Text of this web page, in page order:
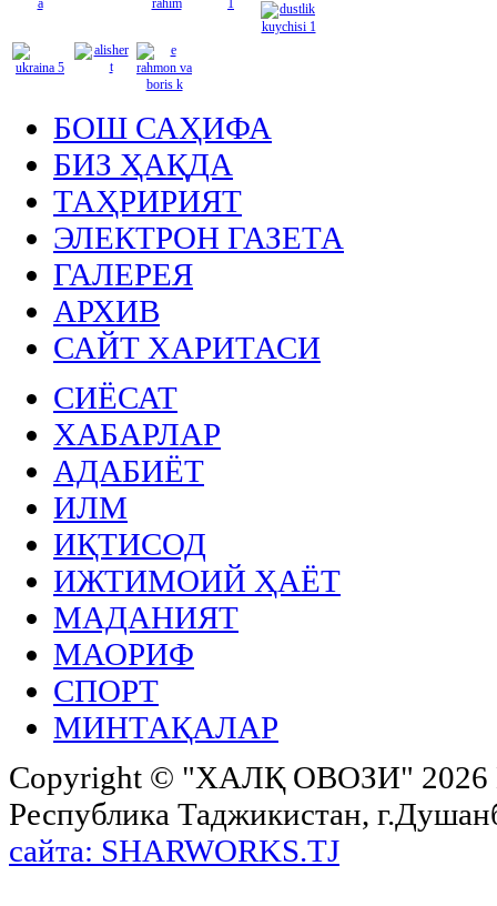
БОШ САҲИФА
БИЗ ҲАҚДА
ТАҲРИРИЯТ
ЭЛЕКТРОН ГАЗЕТА
ГАЛЕРЕЯ
АРХИВ
САЙТ ХАРИТАСИ
СИЁСАТ
ХАБАРЛАР
АДАБИЁТ
ИЛМ
ИҚТИСОД
ИЖТИМОИЙ ҲАЁТ
МАДАНИЯТ
МАОРИФ
СПОРТ
МИНТАҚАЛАР
Copyright © "ХАЛҚ ОВОЗИ"
Республика Таджикистан,
сайта: SHARWORKS.TJ